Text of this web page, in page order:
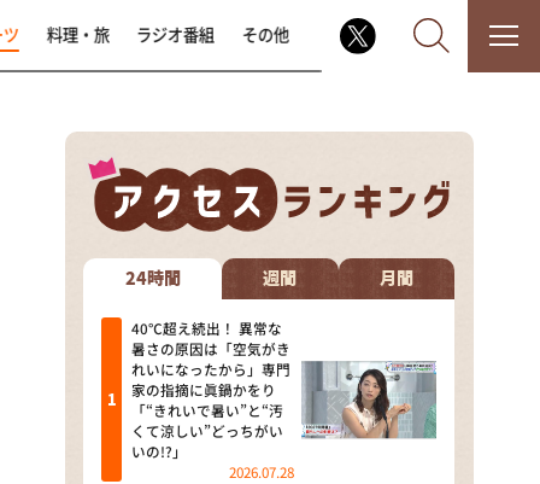
なるみ・岡村の過ぎるTV
相席食堂
これ余談なんですけど・・・
～人生密着トークバラエティ！
～ やすとものいたって真剣です
探偵！ナイトスクープ
料理・旅 ラジオ番組 その他
24時間 週間 月間
40℃超え続出！ 異常な
暑さの原因は「空気がき
れいになったから」専門
家の指摘に眞鍋かをり
「“きれいで暑い”と“汚
くて涼しい”どっちがい
いの!?」
2026.07.28